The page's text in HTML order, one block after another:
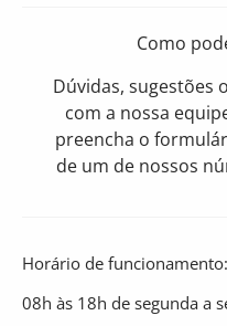
Como
Dúvidas, sugestões
com a nossa
preencha o
de um de nossos
Horário de funcionamento:
08h às 18h de segunda a